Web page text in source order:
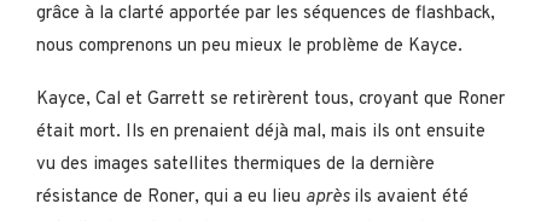
grâce à la clarté apportée par les séquences de flashback,
nous comprenons un peu mieux le problème de Kayce.
Kayce, Cal et Garrett se retirèrent tous, croyant que Roner
était mort. Ils en prenaient déjà mal, mais ils ont ensuite
vu des images satellites thermiques de la dernière
résistance de Roner, qui a eu lieu après ils avaient été